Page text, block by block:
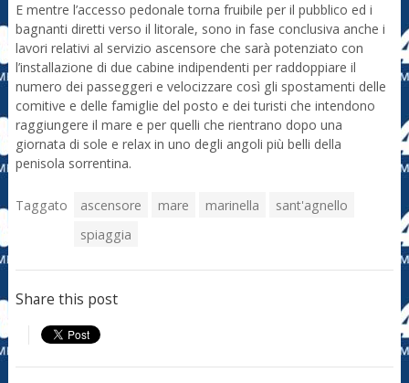
E mentre l’accesso pedonale torna fruibile per il pubblico ed i
bagnanti diretti verso il litorale, sono in fase conclusiva anche i
lavori relativi al servizio ascensore che sarà potenziato con
l’installazione di due cabine indipendenti per raddoppiare il
numero dei passeggeri e velocizzare così gli spostamenti delle
comitive e delle famiglie del posto e dei turisti che intendono
raggiungere il mare e per quelli che rientrano dopo una
giornata di sole e relax in uno degli angoli più belli della
penisola sorrentina.
Taggato ascensore mare marinella
sant'agnello
spiaggia
Share this post